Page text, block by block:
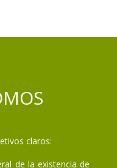
claros:
de la existencia de